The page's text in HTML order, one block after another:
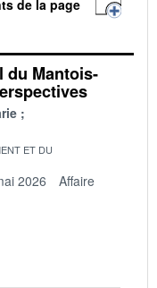
de la page
du Mantois-
ET DU
2026
Affaire